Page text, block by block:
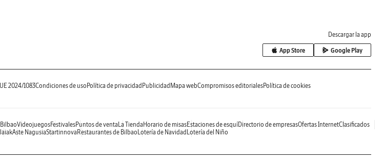
Descargar la app
App Store Google Play
2024/1083Condiciones de uso Política de privacidad Publicidad Mapa webCompromisos editorialesPolítica de cookies
VideojuegosFestivalesPuntos de venta La Tienda Horario de misasEstaciones de esquíDirectorio de empresasOfertas InternetClasificados
Aste NagusiaStartinnova Restaurantes de Bilbao Lotería de Navidad Lotería del Niño